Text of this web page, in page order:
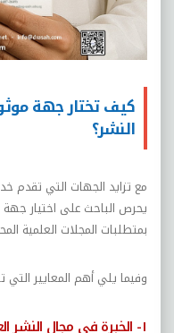
كيف تختار جهة
النشر؟
مع تزايد الجهات التي تقدم
يحرص الباحث على اختيار جهة
بمتطلبات المجلات العلمية
وفيما يلي أهم المعايير التي
١- الخبرة في مجال النشر العلمي